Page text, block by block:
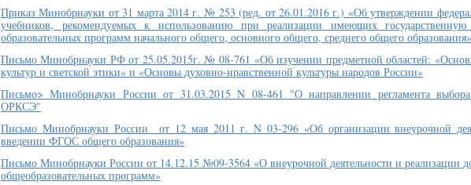
Приказ Минобрнауки от 31 марта 2014 г. № 253 (ред. от 26.01.2016 г.) «Об утверждении
учебников, рекомендуемых к использованию при реализации имеющих государственную
образовательных программ начального общего, основного общего, среднего общего образования»
Письмо Минобрнауки РФ от 25.05.2015г. № 08-761 «Об изучении предметной областей:
культур и светской этики» и «Основы духовно-нравственной культуры народов России»
Письмо> Минобрнауки России от 31.03.2015 N 08-461 "О направлении регламента
ОРКСЭ"
Письмо Минобрнауки России от 12 мая 2011 г. N 03-296 «Об организации внеурочной
введении ФГОС общего образования»
Письмо Минобрнауки России от 14.12.15 №09-3564 «О внеурочной деятельности и реализации
общеобразовательных программ»